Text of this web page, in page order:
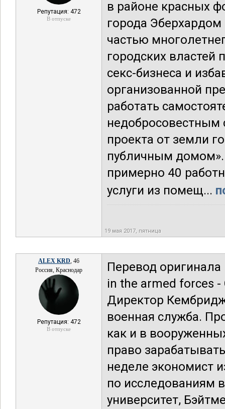
Репутация: 472
В отпуске
в районе красных
города
частью
городских властей
секс-бизнеса и
организованной
работать
недобросовестным
проекта от земли
публичным домом».
примерно 40
услуги из помещ...
19 мая 2017, пятница
ALEX KRD, 46
Россия, Краснодар
Репутация: 472
В отпуске
Перевод
in the armed forces
Директор
военная служба.
как и в
право
неделе экономист
по исследованиям
университет,